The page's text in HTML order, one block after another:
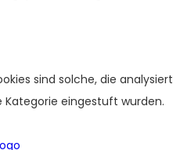
sind solche, die analysiert
eingestuft wurden.